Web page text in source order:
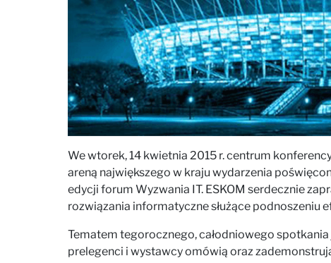
We wtorek, 14 kwietnia 2015 r. centrum
areną największego w kraju wydarzenia
edycji forum Wyzwania IT. ESKOM serdecznie
rozwiązania informatyczne służące podnoszeniu
Tematem tegorocznego, całodniowego
prelegenci i wystawcy omówią oraz